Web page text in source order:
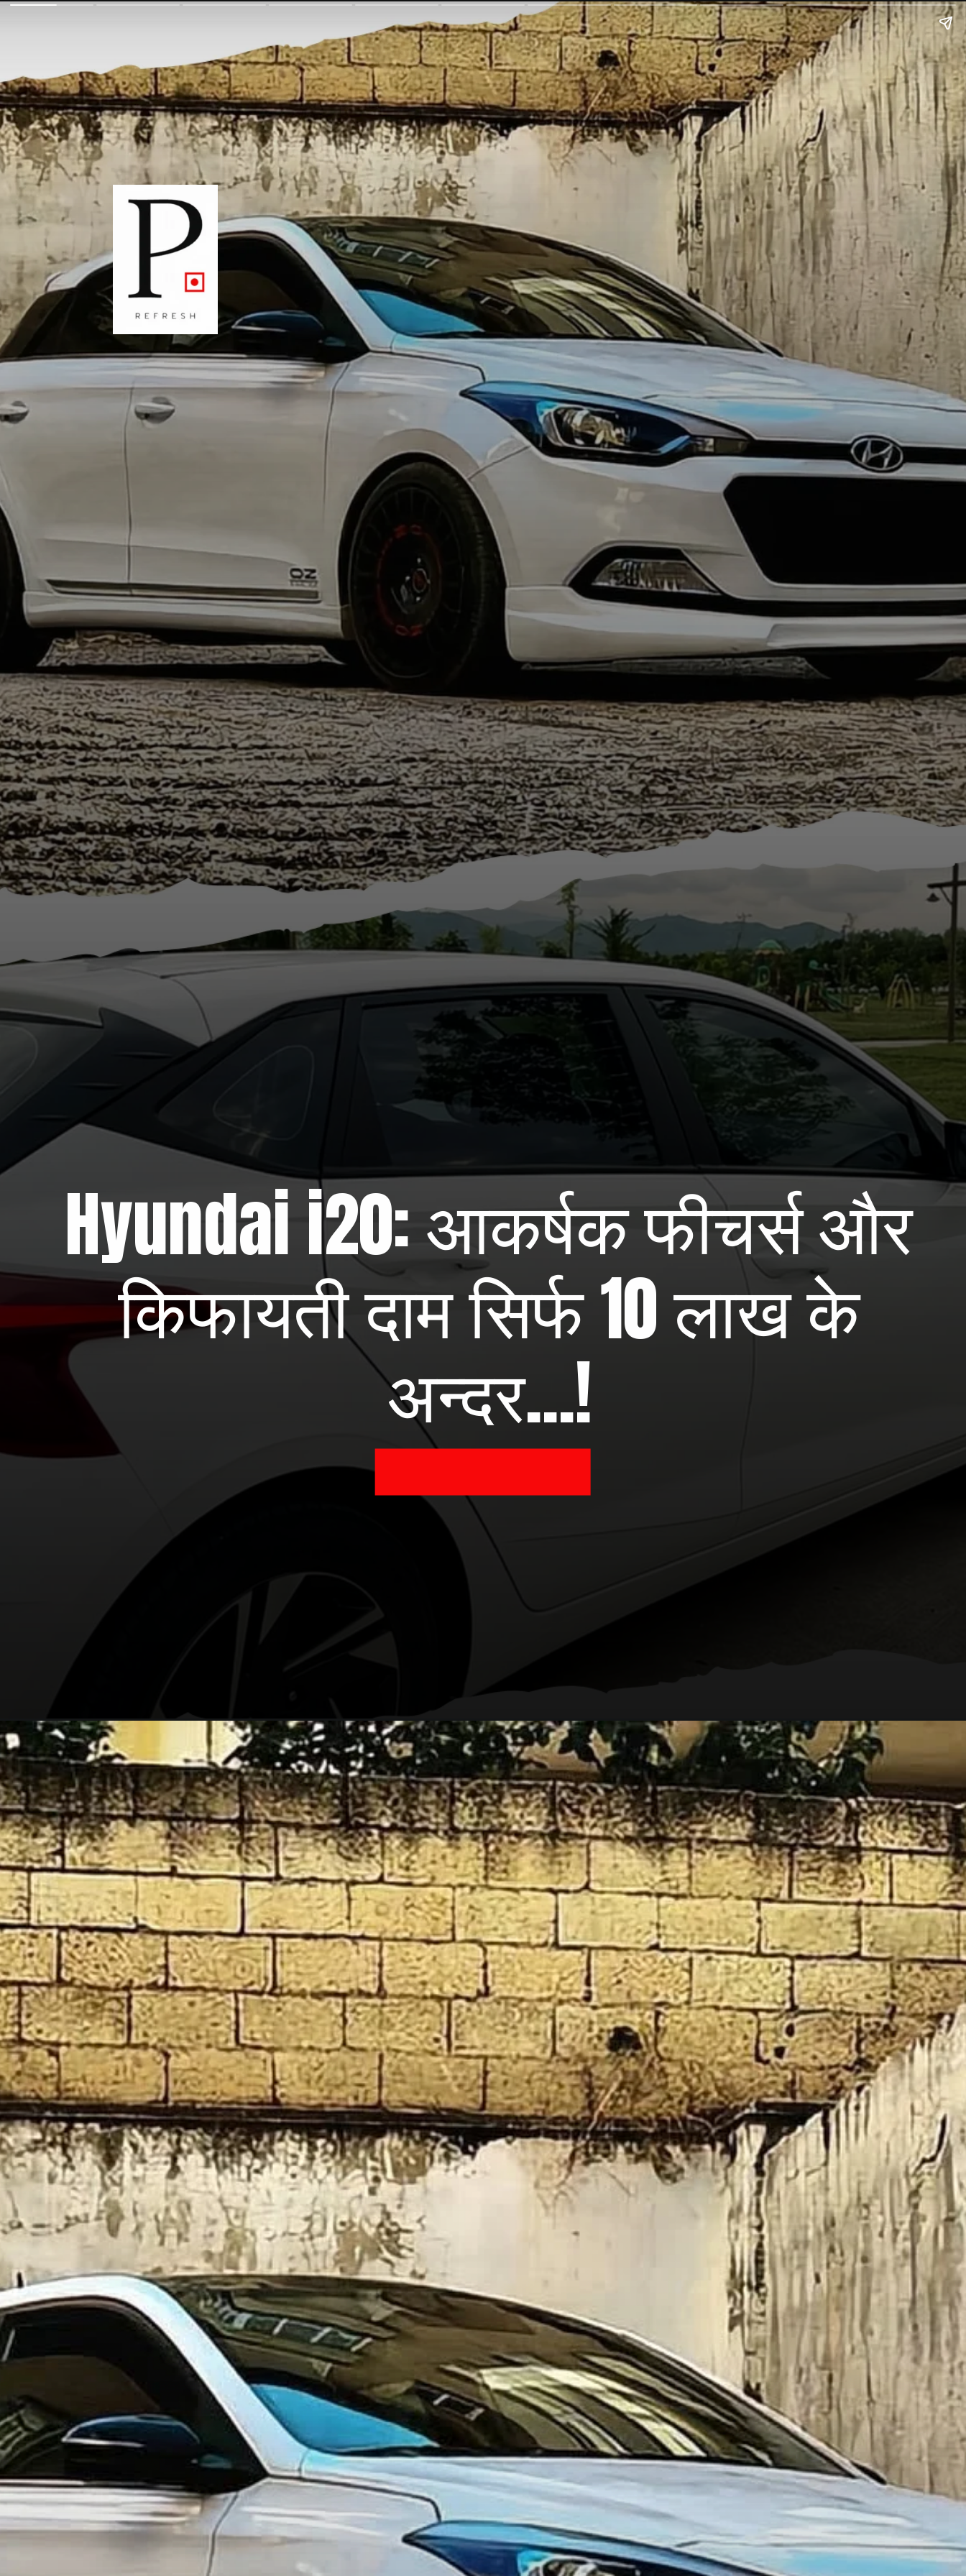
Hyundai i20: आकर्षक फीचर्स और
किफायती दाम सिर्फ 10 लाख के
अन्दर...!